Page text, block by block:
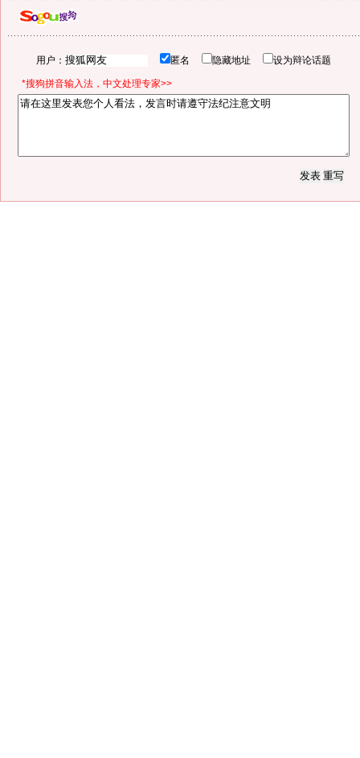
用户： 匿名 隐藏地址 设为辩论话题
*搜狗拼音输入法，中文处理专家>>